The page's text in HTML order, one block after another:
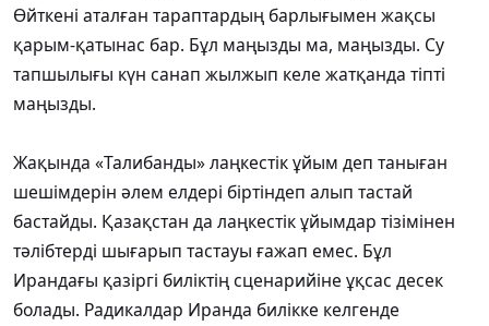
Өйткені аталған тараптардың барлығымен жақсы
қарым-қатынас бар. Бұл маңызды ма, маңызды. Су
тапшылығы күн санап жылжып келе жатқанда тіпті
маңызды.
Жақында «Талибанды» лаңкестік ұйым деп таныған
шешімдерін әлем елдері біртіндеп алып тастай
бастайды. Қазақстан да лаңкестік ұйымдар тізімінен
тәлібтерді шығарып тастауы ғажап емес. Бұл
Ирандағы қазіргі биліктің сценарийіне ұқсас десек
болады. Радикалдар Иранда билікке келгенде